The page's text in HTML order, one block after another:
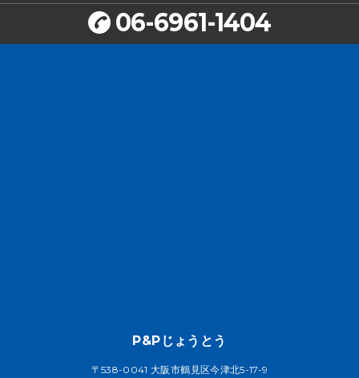
06-6961-1404
P&Pじょうとう
〒538-0041 大阪市鶴見区今津北5-17-9